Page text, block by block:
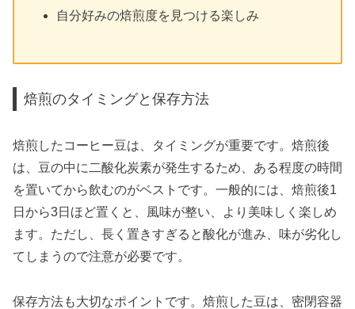
自分好みの焙煎度を見つける楽しみ
焙煎のタイミングと保存方法
焙煎したコーヒー豆は、タイミングが重要です。焙煎後
は、豆の中に二酸化炭素が発生するため、ある程度の時間
を置いてから飲むのがベストです。一般的には、焙煎後1
日から3日ほど置くと、風味が整い、より美味しく楽しめ
ます。ただし、長く置きすぎると酸化が進み、味が劣化し
てしまうので注意が必要です。
保存方法も大切なポイントです。焙煎した豆は、密閉容器